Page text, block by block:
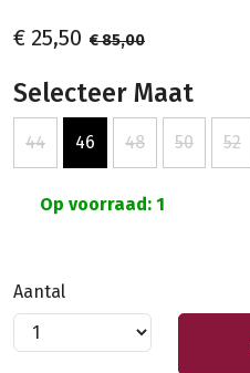
€ 25,50 € 85,00
Selecteer Maat
44 46 48 50 52
Op voorraad: 1
Aantal